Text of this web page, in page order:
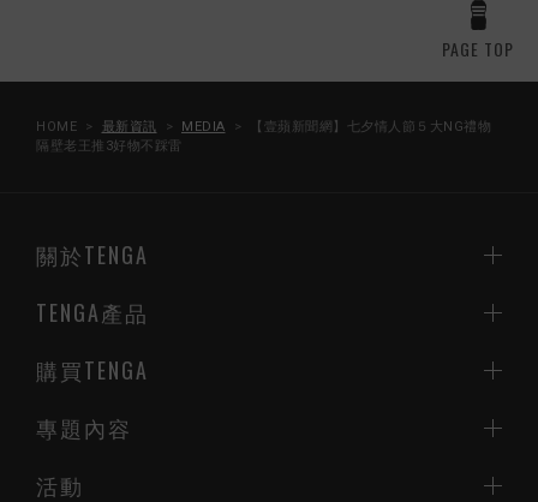
PAGE TOP
HOME 最新資訊 MEDIA
【壹蘋新聞網】七夕情人節５大NG禮物
隔壁老王推3好物不踩雷
關於TENGA
TENGA產品
購買TENGA
專題內容
活動